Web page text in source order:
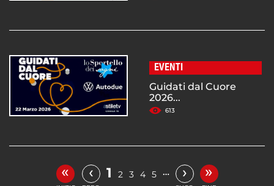
EVENTI
Guidati dal Cuore
2026...
613
« ‹ 1 2 3 4 5 … › »